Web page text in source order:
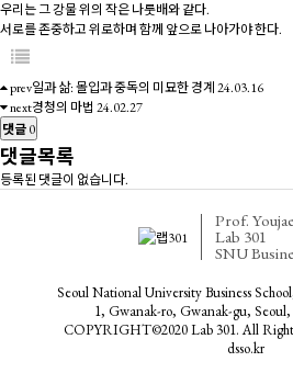
우리는 그 강물 위의 작은 나룻배와 같다.
서로를 존중하고 위로하며 함께 앞으로 나아가야 한다.
prev일과 삶: 몰입과 중독의 미묘한 경계24.03.16
next경청의 마법 24.02.27
댓글0
댓글목록
등록된 댓글이 없습니다.
Prof.
Lab 301
SNU
Seoul National University Business
1, Gwanak-ro, Gwanak-gu,
COPYRIGHT©2020 Lab 301. All Right
dsso.kr